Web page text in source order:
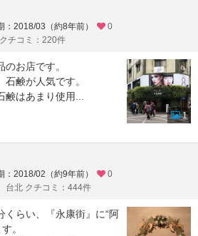
：2018/03（約8年前）
0
チコミ：220件
お店です。
鹸が人気です。
鹸はあまり使用...
1
：2018/02（約9年前）
0
台北 クチコミ：444件
くらい、『永康街』に“阿
。